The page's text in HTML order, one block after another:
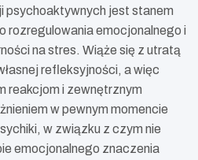
psychoaktywnych jest stanem
rozregulowania emocjonalnego i
na stres. Wiąże się z utratą
refleksyjności, a więc
reakcjom i zewnętrznym
w pewnym momencie
w związku z czym nie
emocjonalnego znaczenia